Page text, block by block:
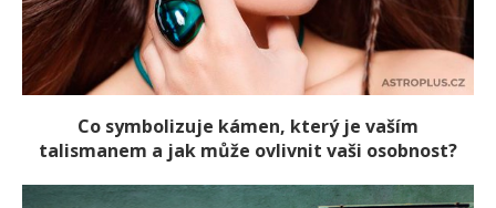
Co symbolizuje kámen, který je vaším
talismanem a jak může ovlivnit vaši osobnost?